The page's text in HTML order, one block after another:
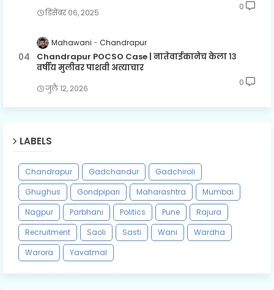
डिसेंबर ०६, २०२५
0
Mahawani Chandrapur
Chandrapur POCSO Case | नातेवाईकानेच केला १३
वर्षीय मुलीवर पाशवी अत्याचार
जुलै १२, २०२६
0
LABELS
Chandrapur Gadchandur
Gadchiroli
Ghughus
Gondpipari Maharashtra
Mumbai
Nagpur
Parbhani Politics Pune
Rajura
Recruitment
Saoli Sasti Wani
Wardha
Warora
Yavatmal